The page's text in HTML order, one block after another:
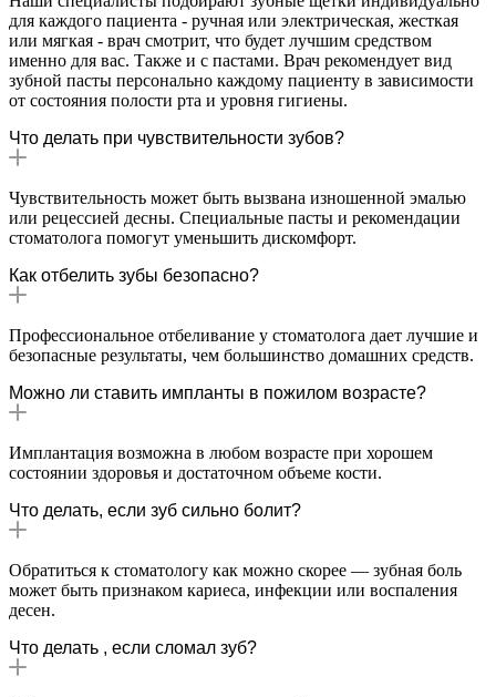
для каждого пациента - ручная или электрическая, жесткая
или мягкая - врач смотрит, что будет лучшим средством
именно для вас. Также и с пастами. Врач рекомендует вид
зубной пасты персонально каждому пациенту в зависимости
от состояния полости рта и уровня гигиены.
Что делать при чувствительности зубов?
Чувствительность может быть вызвана изношенной эмалью
или рецессией десны. Специальные пасты и рекомендации
стоматолога помогут уменьшить дискомфорт.
Как отбелить зубы безопасно?
Профессиональное отбеливание у стоматолога дает лучшие и
безопасные результаты, чем большинство домашних средств.
Можно ли ставить импланты в пожилом возрасте?
Имплантация возможна в любом возрасте при хорошем
состоянии здоровья и достаточном объеме кости.
Что делать, если зуб сильно болит?
Обратиться к стоматологу как можно скорее — зубная боль
может быть признаком кариеса, инфекции или воспаления
десен.
Что делать , если сломал зуб?